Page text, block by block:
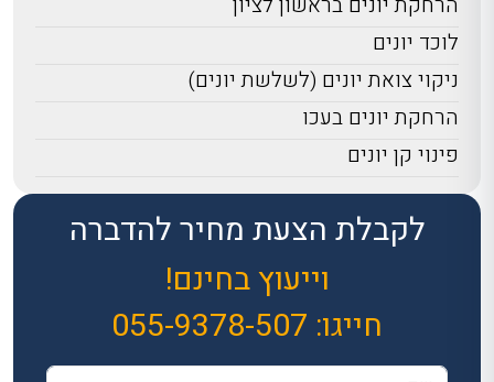
לקבלת הצעת מחיר להדברה
וייעוץ בחינם!
חייגו: 055-9378-507
לוכד יונים
ניקוי צואת יונים (לשלשת יונים)
הרחקת יונים בעכו
פינוי קן יונים